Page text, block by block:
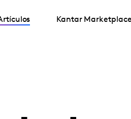
Kantar Marketplace